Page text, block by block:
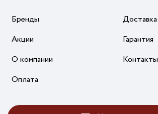
Бренды
Акции
О компании
Оплата
Доставка
Гарантия
Контакты